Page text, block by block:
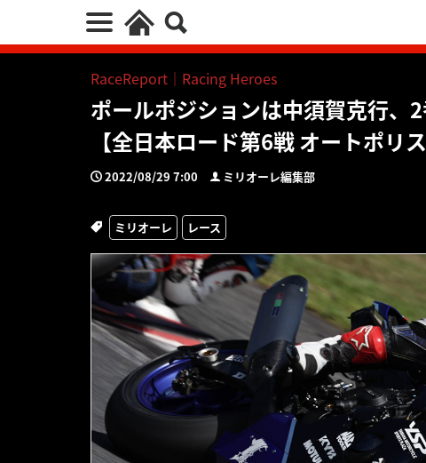
RaceReport｜Racing Heroes
ポールポジションは中須賀克行、
【全日本ロード第6戦 オートポリ
2022/08/29 7:00 ミリオーレ編集部
ミリオーレ レース